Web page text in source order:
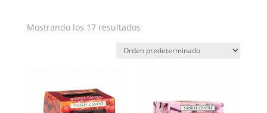
Mostrando los 17 resultados